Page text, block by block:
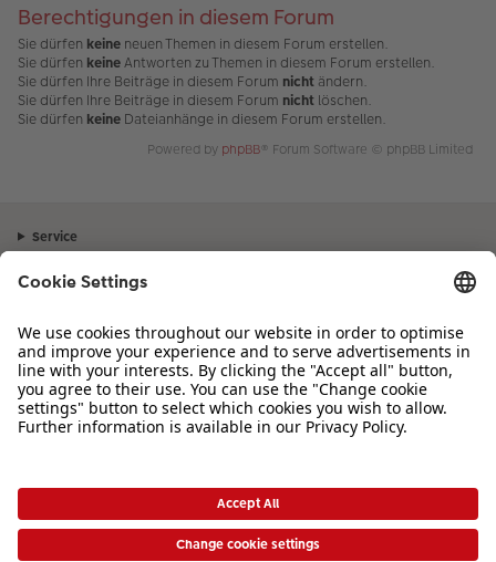
Berechtigungen in diesem Forum
Sie dürfen keine neuen Themen in diesem Forum erstellen.
Sie dürfen keineAntworten zu Themen in diesem Forum erstellen.
Sie dürfen Ihre Beiträge in diesem Forum nicht ändern.
Sie dürfen Ihre Beiträge in diesem Forum nicht löschen.
Sie dürfen keine Dateianhänge in diesem Forum erstellen.
Powered by phpBB® Forum Software © phpBB Limited
Service
Sortiment
Inspiration
Bei Fragen zu Produkten oder der Bestellung können Sie uns gerne von